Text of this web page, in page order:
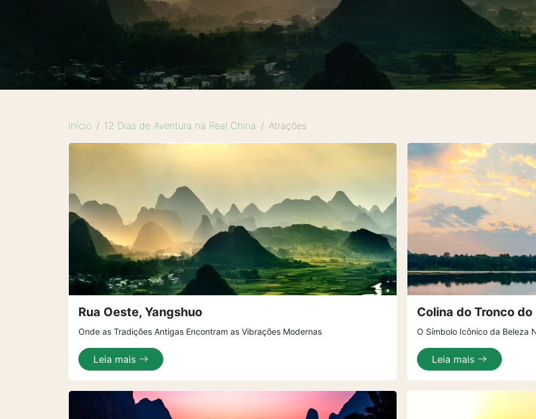
Início 12 Dias de Aventura na Real China Atrações
Rua Oeste, Yangshuo
Onde as Tradições Antigas Encontram as Vibrações Modernas
Leia mais
Colina do Tronco
O Símbolo Icônico da Beleza
Leia mais